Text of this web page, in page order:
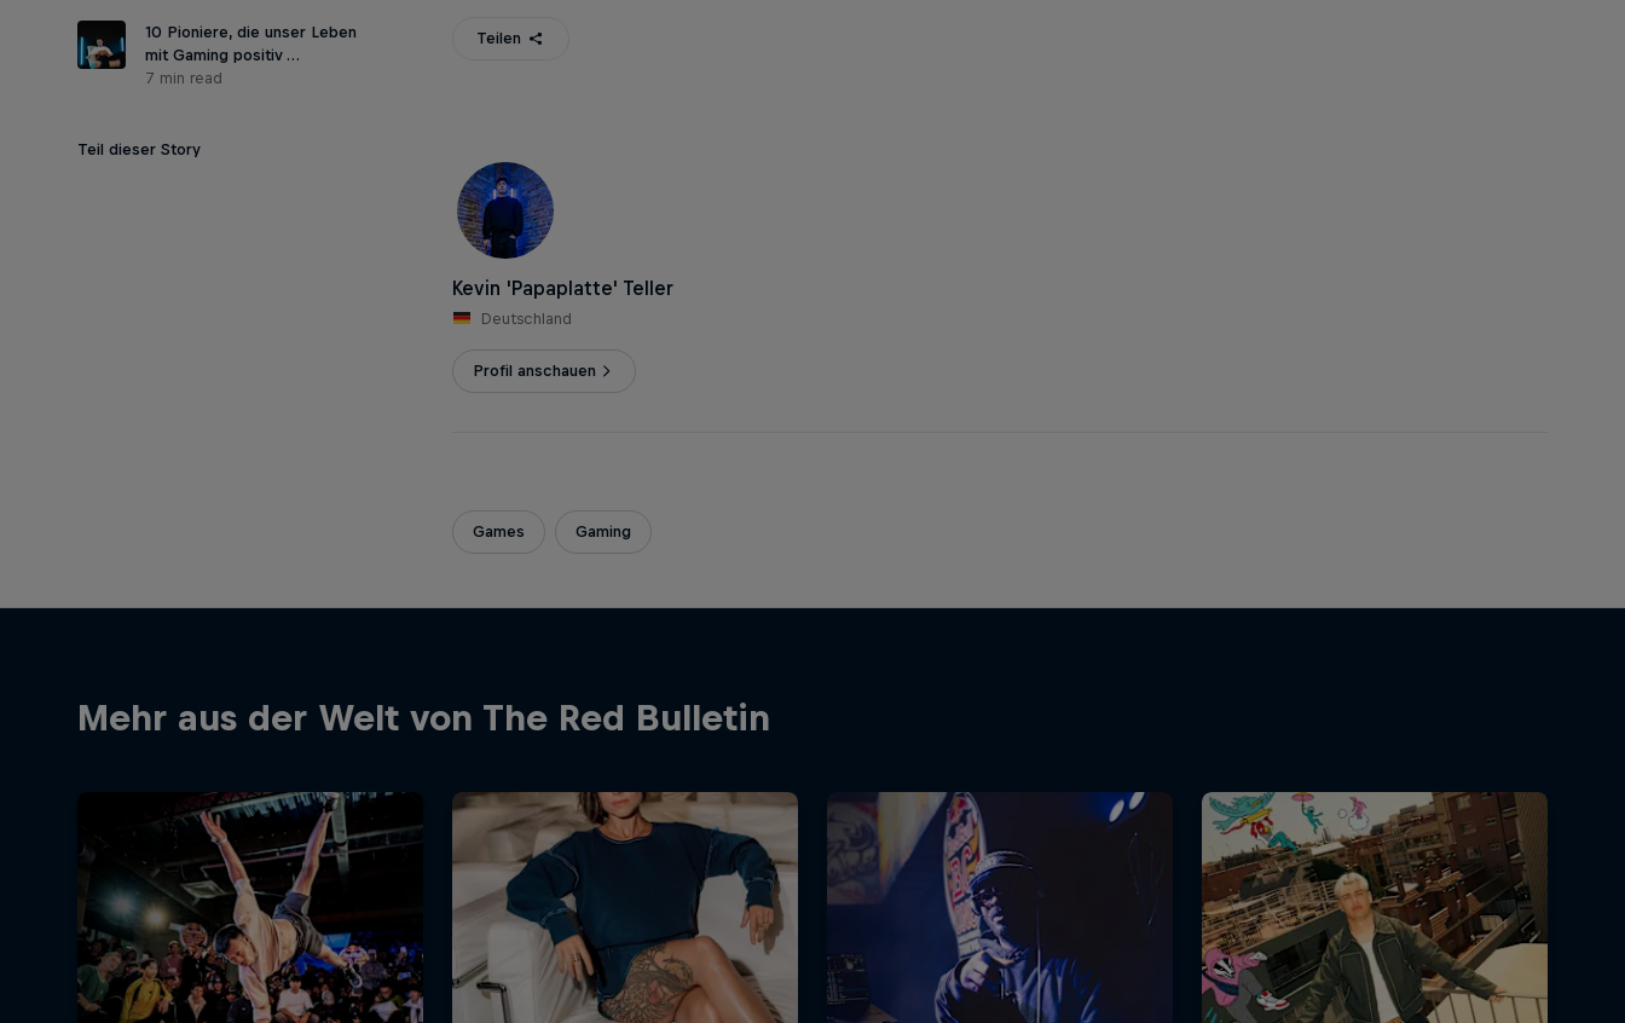
10 Pioniere, die unser Leben
mit Gaming positiv …
7 min read
Teilen
Teil dieser Story
Kevin 'Papaplatte' Teller
Deutschland
Profil anschauen
Games Gaming
Mehr aus der Welt von The Red Bulletin